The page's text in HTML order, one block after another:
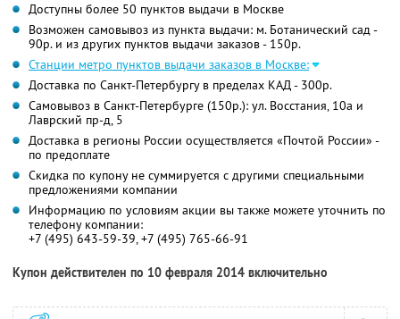
Доступны более 50 пунктов выдачи в Москве
Возможен самовывоз из пункта выдачи: м. Ботанический сад -
90р. и из других пунктов выдачи заказов - 150р.
Станции метро пунктов выдачи заказов в Москве:
Доставка по Санкт-Петербургу в пределах КАД - 300р.
Самовывоз в Санкт-Петербурге (150р.): ул. Восстания, 10а и
Лаврский пр-д, 5
Доставка в регионы России осуществляется «Почтой России» -
по предоплате
Скидка по купону не суммируется с другими специальными
предложениями компании
Информацию по условиям акции вы также можете уточнить по
телефону компании:
+7 (495) 643-59-39, +7 (495) 765-66-91
Купон действителен по 10 февраля 2014 включительно